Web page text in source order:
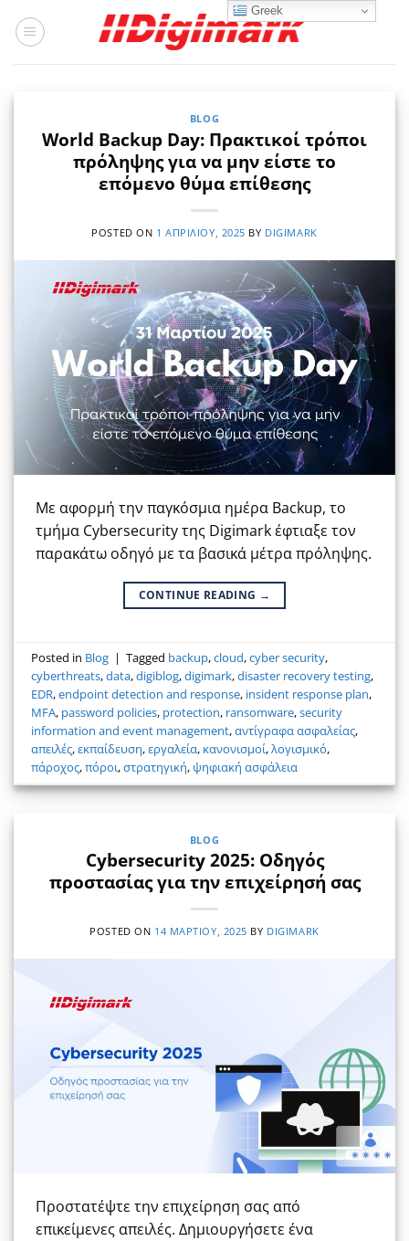
στο
BLOG
World Backup Day: Πρακτικοί τρόποι
πρόληψης για να μην είστε το
επόμενο θύμα επίθεσης
POSTED ON 1 ΑΠΡΙΛΊΟΥ, 2025 BY DIGIMARK
Με αφορμή την παγκόσμια ημέρα Backup, το
τμήμα Cybersecurity της Digimark έφτιαξε τον
παρακάτω οδηγό με τα βασικά μέτρα πρόληψης.
CONTINUE READING →
Posted in Blog | Tagged backup,cloud,cyber security,
cyberthreats,data,digiblog,digimark,disaster recovery testing,
EDR,endpoint detection and response, insident response plan,
MFA, password policies, protection, ransomware,security
information and event management,αντίγραφα ασφαλείας,
απειλές,εκπαίδευση,εργαλεία, κανονισμοί,λογισμικό,
πάροχος,πόροι,στρατηγική, ψηφιακή ασφάλεια
BLOG
Cybersecurity 2025: Οδηγός
προστασίας για την επιχείρησή σας
POSTED ON 14 ΜΑΡΤΊΟΥ, 2025 BY DIGIMARK
Προστατέψτε την επιχείρηση σας από
επικείμενες απειλές. Δημιουργήσετε ένα
Greek